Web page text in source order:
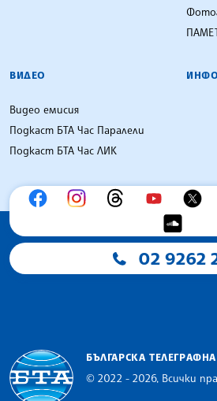
ВИДЕО
Видео емисия
Подкаст БТА Час Паралели
Подкаст БТА Час ЛИК
02 9262
БЪЛГАРСКА
© 2022 - 2026, Всички